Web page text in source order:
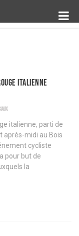
italienne
italienne, parti de
après-midi au Bois
cycliste
pour but de
la